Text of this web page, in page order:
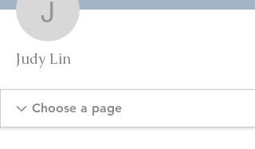
Judy Lin
Judy Lin